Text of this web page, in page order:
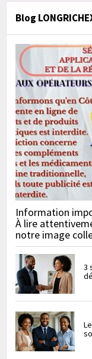
Blog
Information
À lire
notre image
3